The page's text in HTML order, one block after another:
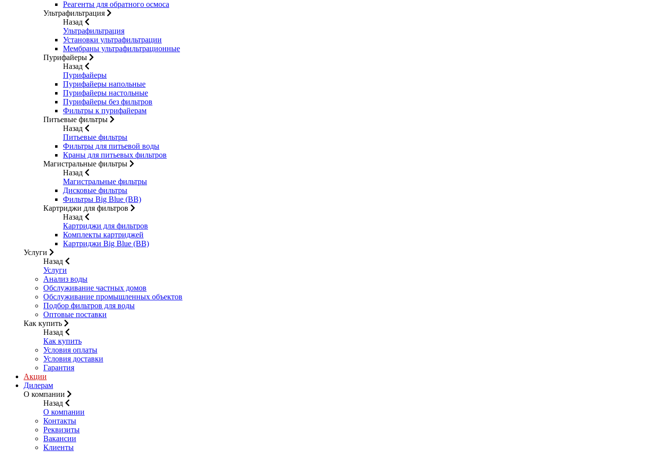
Реагенты для обратного осмоса
Ультрафильтрация
Назад
Ультрафильтрация
Установки ультрафильтрации
Мембраны ультрафильтрационные
Пурифайеры
Назад
Пурифайеры
Пурифайеры напольные
Пурифайеры настольные
Пурифайеры без фильтров
Фильтры к пурифайерам
Питьевые фильтры
Назад
Питьевые фильтры
Фильтры для питьевой воды
Краны для питьевых фильтров
Магистральные фильтры
Назад
Магистральные фильтры
Дисковые фильтры
Фильтры Big Blue (BB)
Картриджи для фильтров
Назад
Картриджи для фильтров
Комплекты картриджей
Картриджи Big Blue (BB)
Услуги
Назад
Услуги
Анализ воды
Обслуживание частных домов
Обслуживание промышленных объектов
Подбор фильтров для воды
Оптовые поставки
Как купить
Назад
Как купить
Условия оплаты
Условия доставки
Гарантия
Акции
Дилерам
О компании
Назад
О компании
Контакты
Реквизиты
Вакансии
Клиенты